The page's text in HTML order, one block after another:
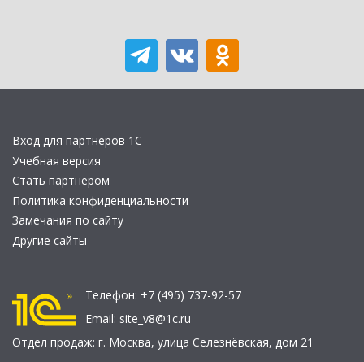
Вход для партнеров 1С
Учебная версия
Стать партнером
Политика конфиденциальности
Замечания по сайту
Другие сайты
Телефон: +7 (495) 737-92-57
Email: site_v8@1c.ru
Отдел продаж: г. Москва, улица Селезнёвская, дом 21